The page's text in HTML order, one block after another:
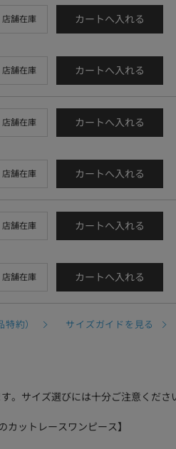
店舗在庫 カートへ入れる
店舗在庫 カートへ入れる
店舗在庫 カートへ入れる
店舗在庫 カートへ入れる
店舗在庫 カートへ入れる
店舗在庫 カートへ入れる
約）
サイズガイドを見る
。サイズ選びには十分ご注意くださ
カットレースワンピース】